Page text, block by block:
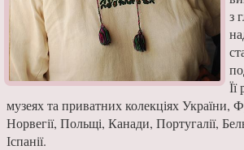
з
музеях та при­ватних колекціях Украї­ни,
Норвегії, Польщі, Кана­ди, Португалії,
Іспанії.